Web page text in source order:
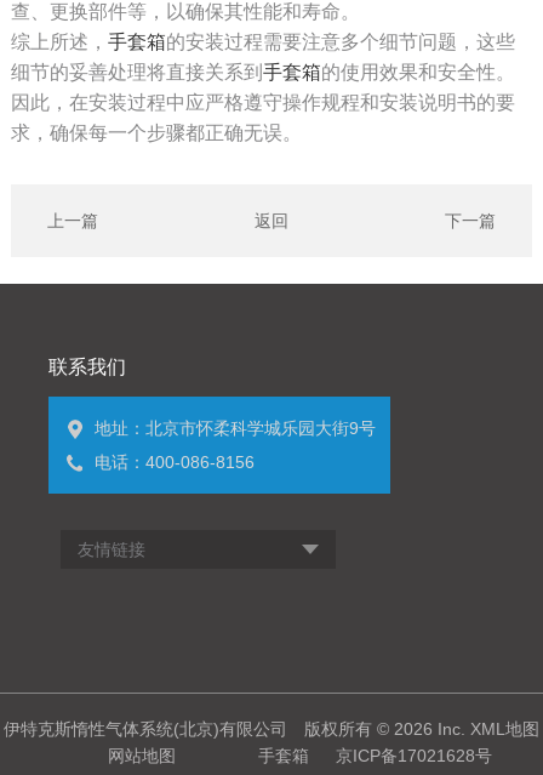
查、更换部件等，以确保其性能和寿命。
综上所述， 手套箱的安装过程需要注意多个细节问题，这些
细节的妥善处理将直接关系到 手套箱的使用效果和安全性。
因此，在安装过程中应严格遵守操作规程和安装说明书的要
求，确保每一个步骤都正确无误。
上一篇 返回 下一篇
联系我们
地址：北京市怀柔科学城乐园大街9号
电话：400-086-8156
友情链接
伊特克斯惰性气体系统(北京)有限公司 版权所有 © 2026 Inc. XML地图
网站地图
手套箱 京ICP备17021628号